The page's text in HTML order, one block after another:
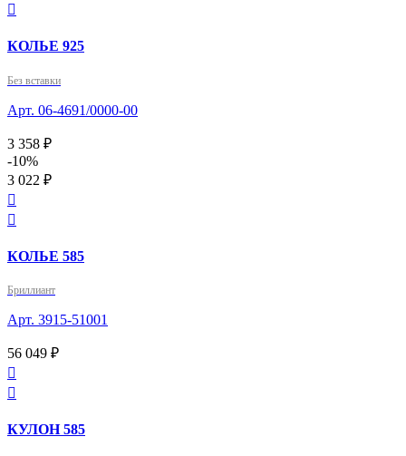

КОЛЬЕ 925
Без вставки
Арт. 06-4691/0000-00
3 358 ₽
-10%
3 022 ₽


КОЛЬЕ 585
Бриллиант
Арт. 3915-51001
56 049 ₽


КУЛОН 585